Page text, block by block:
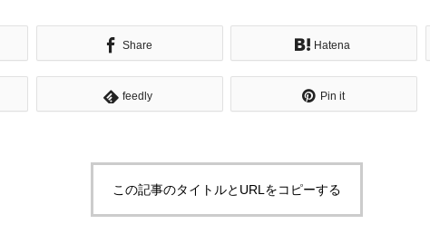
Share Hatena
feedly Pin it
この記事のタイトルとURLをコピーする